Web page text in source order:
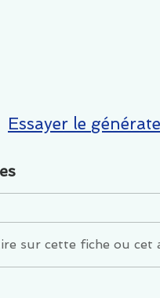
Essayer le
sur cette fiche ou cet